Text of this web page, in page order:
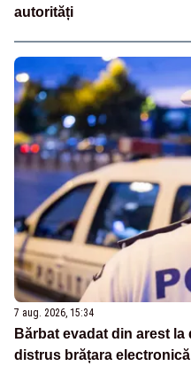
autorități
7 aug. 2026, 15:34
Bărbat evadat din arest
distrus brățara